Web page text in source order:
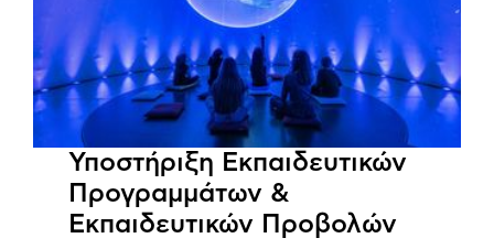
Υποστήριξη Εκπαιδευτικών
Προγραμμάτων &
Εκπαιδευτικών Προβολών